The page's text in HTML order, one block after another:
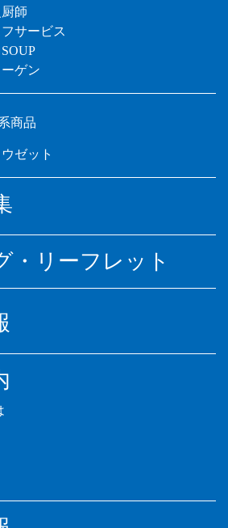
師
サービス
ゲン
商品
ゼット
・リーフレット